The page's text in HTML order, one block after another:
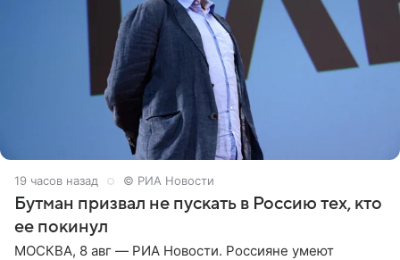
19 часов назад © РИА Новости
Бутман призвал не пускать в Россию тех, кто
ее покинул
МОСКВА, 8 авг — РИА Новости. Россияне умеют